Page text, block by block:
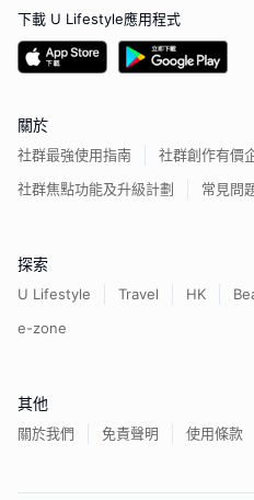
下載 U Lifestyle應用程式
關於
社群最強使用指南
社群創作有價
社群焦點功能及升級計劃
常見問
探索
U Lifestyle Travel HK
e-zone
其他
關於我們 免責聲明 使用條款